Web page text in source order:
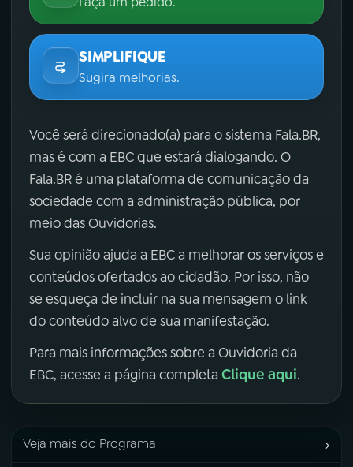
SIMPLIFIQUE
Sugira melhorias.
Você será direcionado(a) para o sistema Fala.BR,
mas é com a EBC que estará dialogando. O
Fala.BR é uma plataforma de comunicação da
sociedade com a administração pública, por
meio das Ouvidorias.
Sua opinião ajuda a EBC a melhorar os serviços e
conteúdos ofertados ao cidadão. Por isso, não
se esqueça de incluir na sua mensagem o link
do conteúdo alvo de sua manifestação.
Para mais informações sobre a Ouvidoria da
EBC, acesse a página completa Clique aqui.
Veja mais do Programa ›